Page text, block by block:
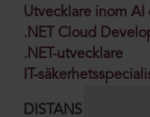
Utvecklare inom AI
.NET Cloud
.NET-utvecklare
IT-
DISTANS